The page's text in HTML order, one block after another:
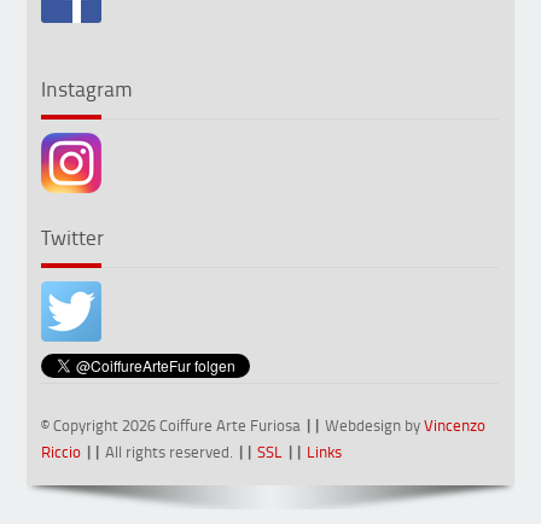
Instagram
Twitter
© Copyright 2026 Coiffure Arte Furiosa || Webdesign byVincenzo
Riccio || All rights reserved. || SSL || Links